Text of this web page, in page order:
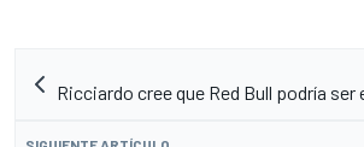
Ricciardo cree que Red Bull podría ser